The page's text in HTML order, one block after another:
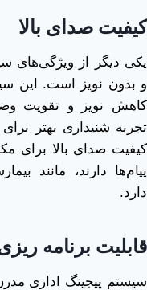
کیفیت صدای بالا
یکی دیگر از ویژگی‌های
و بدون نویز است. این
کاهش نویز و تقویت
تجربه شنیداری بهتر
کیفیت صدای بالا برای
پیام‌ها دارند، مانند
دارد.
قابلیت برنامه‌
سیستم پیجینگ اداری